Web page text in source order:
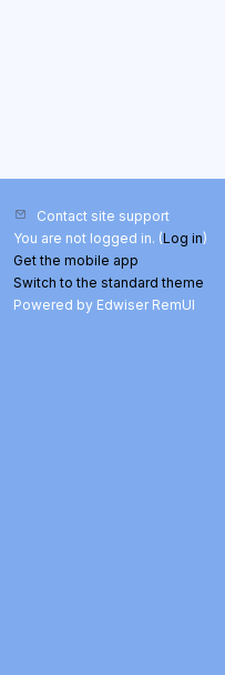
Contact site support
You are not logged in. (Log in)
Get the mobile app
Switch to the standard theme
Powered by Edwiser RemUI